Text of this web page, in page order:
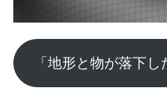
「地形と物が落下